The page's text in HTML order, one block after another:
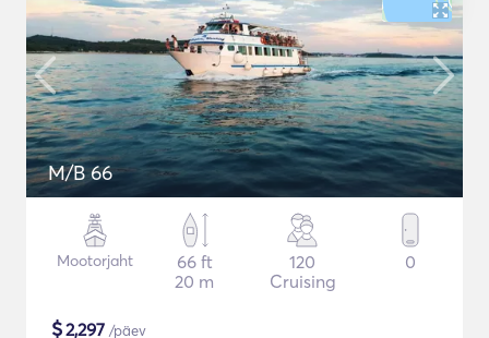
M/B 66
Mootorjaht
66 ft
20 m
120
Cruising
0
$2,297 /päev